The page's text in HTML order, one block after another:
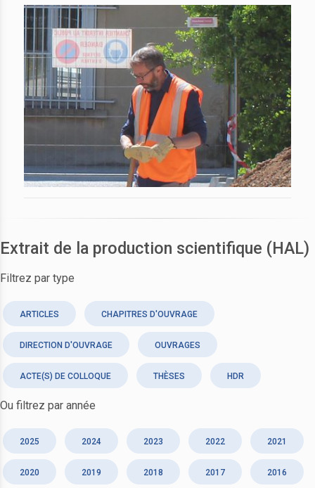
Extrait de la production scientifique (HAL)
Filtrez par type
ARTICLES CHAPITRES D'OUVRAGE
DIRECTION D'OUVRAGE OUVRAGES
ACTE(S) DE COLLOQUE THÈSES HDR
Ou filtrez par année
2025 2024 2023 2022 2021
2020 2019 2018 2017 2016